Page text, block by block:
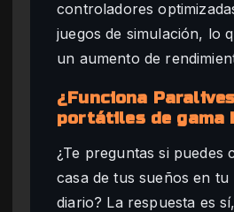
controladores
juegos de simulación, lo
un aumento de
¿Funciona
portátiles de gama
¿Te preguntas si puedes
casa de tus sueños en
diario? La respuesta es